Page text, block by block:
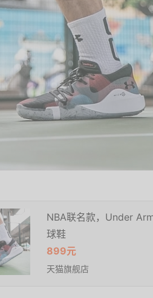
NBA联名款，Under
球鞋
899元
天猫旗舰店